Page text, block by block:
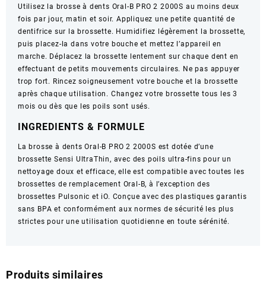
Utilisez la brosse à dents Oral-B PRO 2 2000S au moins deux
fois par jour, matin et soir. Appliquez une petite quantité de
dentifrice sur la brossette. Humidifiez légèrement la brossette,
puis placez-la dans votre bouche et mettez l’appareil en
marche. Déplacez la brossette lentement sur chaque dent en
effectuant de petits mouvements circulaires. Ne pas appuyer
trop fort. Rincez soigneusement votre bouche et la brossette
après chaque utilisation. Changez votre brossette tous les 3
mois ou dès que les poils sont usés.
INGREDIENTS & FORMULE
La brosse à dents Oral-B PRO 2 2000S est dotée d’une
brossette Sensi UltraThin, avec des poils ultra-fins pour un
nettoyage doux et efficace, elle est compatible avec toutes les
brossettes de remplacement Oral-B, à l’exception des
brossettes Pulsonic et iO. Conçue avec des plastiques garantis
sans BPA et conformément aux normes de sécurité les plus
strictes pour une utilisation quotidienne en toute sérénité.
Produits similaires